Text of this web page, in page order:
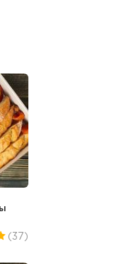
(37)